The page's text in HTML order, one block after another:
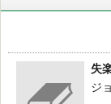
失
ジ